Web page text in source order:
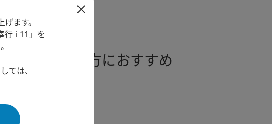
実現したい方におすすめ
デル」
ます。
行 i 11」を
ては、